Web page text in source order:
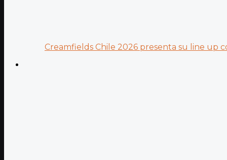
Creamfields Chile 2026 presenta su line up